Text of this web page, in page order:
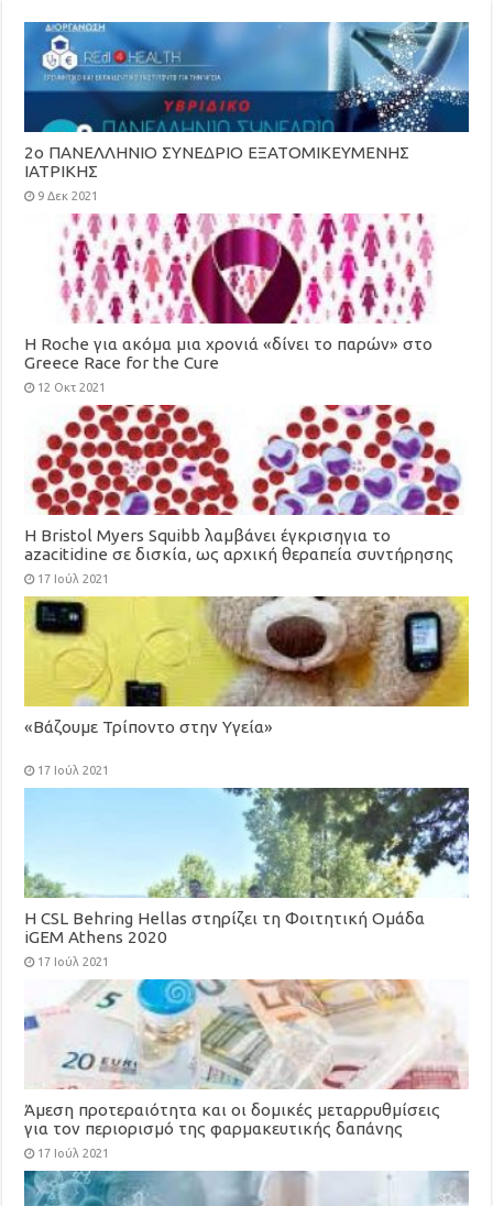
2ο ΠΑΝΕΛΛΗΝΙΟ ΣΥΝΕΔΡΙΟ ΕΞΑΤΟΜΙΚΕΥΜΕΝΗΣ
ΙΑΤΡΙΚΗΣ
9 Δεκ 2021
H Roche για ακόμα μια χρονιά «δίνει το παρών» στο
Greece Race for the Cure
12 Οκτ 2021
Η Bristol Myers Squibb λαμβάνει έγκρισηγια το
azacitidine σε δισκία, ως αρχική θεραπεία συντήρησης
για ενήλικες με οξεία μυελογενή λευχαιμία
17 Ιούλ 2021
«Βάζουμε Τρίποντο στην Υγεία»
17 Ιούλ 2021
H CSL Behring Hellas στηρίζει τη Φοιτητική Ομάδα
iGEM Athens 2020
17 Ιούλ 2021
Άμεση προτεραιότητα και οι δομικές μεταρρυθμίσεις
για τον περιορισμό της φαρμακευτικής δαπάνης
17 Ιούλ 2021